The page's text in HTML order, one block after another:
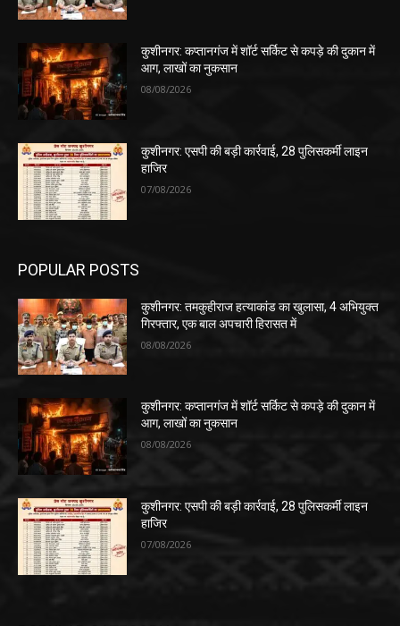
कुशीनगर: कप्तानगंज में शॉर्ट सर्किट से कपड़े की दुकान में
आग, लाखों का नुकसान
08/08/2026
कुशीनगर: एसपी की बड़ी कार्रवाई, 28 पुलिसकर्मी लाइन
हाजिर
07/08/2026
POPULAR POSTS
कुशीनगर: तमकुहीराज हत्याकांड का खुलासा, 4 अभियुक्त
गिरफ्तार, एक बाल अपचारी हिरासत में
08/08/2026
कुशीनगर: कप्तानगंज में शॉर्ट सर्किट से कपड़े की दुकान में
आग, लाखों का नुकसान
08/08/2026
कुशीनगर: एसपी की बड़ी कार्रवाई, 28 पुलिसकर्मी लाइन
हाजिर
07/08/2026